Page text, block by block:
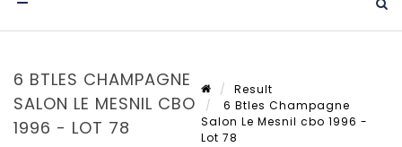
6 BTLES CHAMPAGNE
SALON LE MESNIL CBO
1996 - LOT 78
Result
6 Btles Champagne
Salon Le Mesnil cbo 1996 -
Lot 78